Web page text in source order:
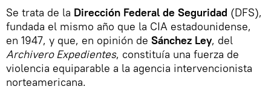
Se trata de la Dirección Federal de Seguridad (DFS),
fundada el mismo año que la CIA estadounidense,
en 1947, y que, en opinión de Sánchez Ley, del
Archivero Expedientes, constituía una fuerza de
violencia equiparable a la agencia intervencionista
norteamericana.